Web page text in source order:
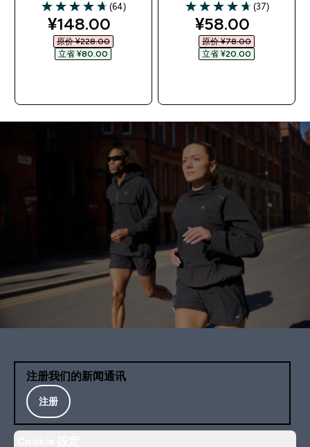
4.69 out of 5 stars
(64)
discounted price
¥148.00‎
原价 ¥228.00‎
立省 ¥80.00‎
4.7 out of 5 stars
(37)
discounted
¥58.00‎
原价 ¥78.00‎
立省 ¥20.00‎
注册我们的新闻通讯
注册